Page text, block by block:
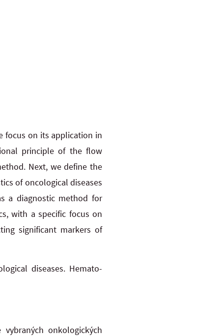
focus on its application in
principle of the flow
Next, we define the
of oncological diseases
a diagnostic method for
with a specific focus on
significant markers of
diseases. Hemato-
vybraných onkologických